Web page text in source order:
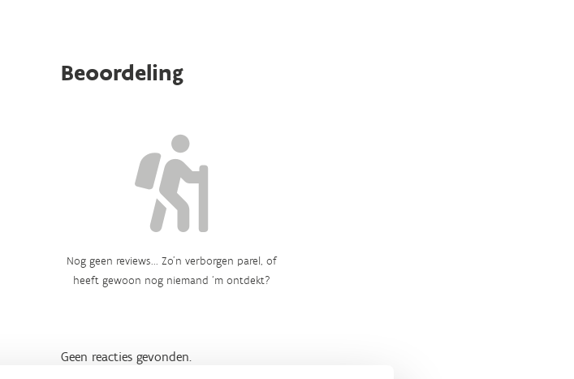
Beoordeling
Nog geen reviews... Zo’n verborgen parel, of
heeft gewoon nog niemand ‘m ontdekt?
Geen reacties gevonden.